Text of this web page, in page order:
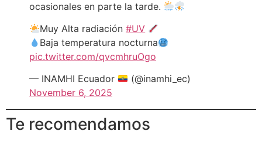
ocasionales en parte la tarde.
Muy Alta radiación#UV
Baja temperatura nocturna
pic.twitter.com/qvcmhruOgo
— INAMHI Ecuador
(@inamhi_ec)
November 6, 2025
Te recomendamos